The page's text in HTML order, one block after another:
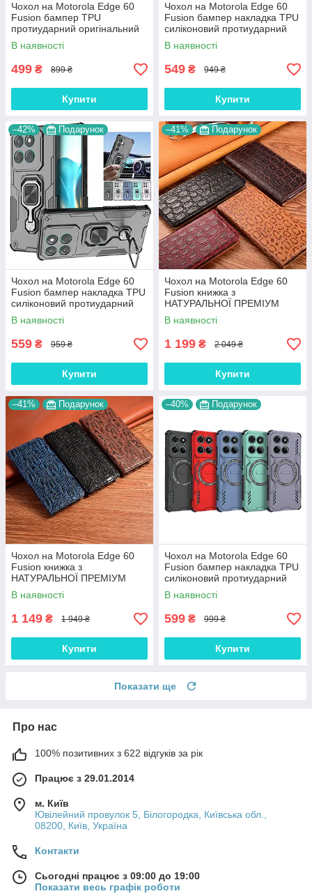
Чохол на Motorola Edge 60
Fusion бампер TPU
протиударний оригінальний
UV CLEAR HYBRID
В наявності
499 ₴ 899 ₴
Купити
Чохол на Motorola Edge 60
Fusion бампер накладка TPU
силіконовий протиударний
оригінальний "W-SHEILD"
В наявності
549 ₴ 949 ₴
Купити
–42% Подарунок
Чохол на Motorola Edge 60
Fusion бампер накладка TPU
силіконовий протиударний
оригінальний "VANGUARD "
В наявності
559 ₴ 959 ₴
Купити
–41% Подарунок
Чохол на Motorola Edge 60
Fusion книжка з
НАТУРАЛЬНОЇ ПРЕМІУМ
ШКІРИ із підставкою
протиударний магнітний
"JACOSA"
В наявності
1 199 ₴ 2 049 ₴
Купити
–41% Подарунок
Чохол на Motorola Edge 60
Fusion книжка з
НАТУРАЛЬНОЇ ПРЕМІУМ
ШКІРИ із підставкою
протиударний магнітний
"DRAGON"
В наявності
1 149 ₴ 1 949 ₴
Купити
–40% Подарунок
Чохол на Motorola Edge 60
Fusion бампер накладка TPU
силіконовий протиударний
оригінальний "NEO ARMOR"
В наявності
599 ₴ 999 ₴
Купити
Показати ще
Про нас
100% позитивних з 622 відгуків за рік
Працює з 29.01.2014
м. Київ
Ювілейний провулок 5, Білогородка, Київська обл.,
08200, Київ, Україна
Контакти
Сьогодні працює з 09:00 до 19:00
Показати весь графік роботи